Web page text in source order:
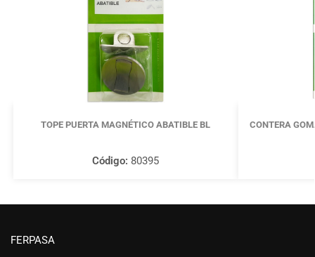
TOPE PUERTA MAGNÉTICO ABATIBLE BL
Código: 80395
CONTERA
FERPASA